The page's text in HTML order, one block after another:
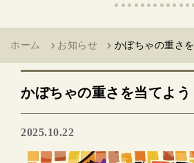
ホーム お知らせ かぼちゃの重さ
かぼちゃの重さを当てよう
2025.10.22